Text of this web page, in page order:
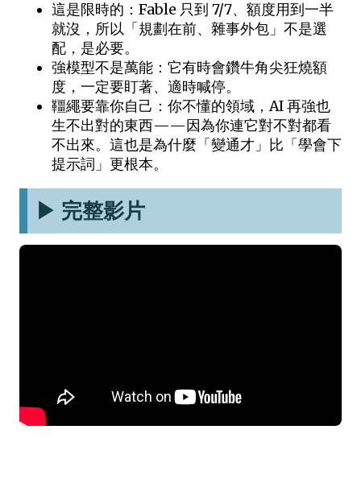
這是限時的：Fable 只到 7/7、額度用到一半
就沒，所以「規劃在前、雜事外包」不是選
配，是必要。
強模型不是萬能：它有時會鑽牛角尖狂燒額
度，一定要盯著、適時喊停。
韁繩要靠你自己：你不懂的領域，AI 再強也
生不出對的東西——因為你連它對不對都看
不出來。這也是為什麼「變通才」比「學會下
提示詞」更根本。
▶ 完整影片